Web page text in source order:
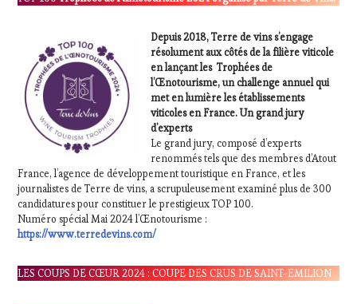
Depuis 2018, Terre de vins s’engage
résolument aux côtés de la filière viticole
en lançant les Trophées de
l’Œnotourisme, un challenge annuel qui
met en lumière les établissements
viticoles en France. Un grand jury
d’experts
Le grand jury, composé d’experts
renommés tels que des membres d’Atout
France, l’agence de développement touristique en France, et les
journalistes de Terre de vins, a scrupuleusement examiné plus de 300
candidatures pour constituer le prestigieux TOP 100.
Numéro spécial Mai 2024 l’Œnotourisme :
https://www.terredevins.com/
LES COUPS DE CŒUR 2024 : COUPE DES CRUS DE SAINT-EMILION